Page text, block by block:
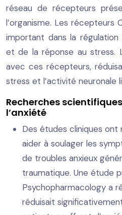
réseau de récepteurs
l’organisme. Les récepteurs
important dans la régulation
et de la réponse au stress.
avec ces récepteurs,
stress et l’activité neuronale
Recherches
l’anxiété
Des études cliniques
aider à soulager les
de troubles anxieux
traumatique. Une étude
Psychopharmacology a
réduisait